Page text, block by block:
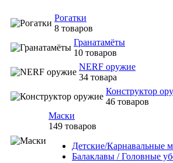
Рогатки
8 товаров
Гранатамёты
10 товаров
NERF оружие
34 товара
Конструктор
46 товаров
Маски
149 товаров
Детские/Карнавальные
Балаклавы / Головные